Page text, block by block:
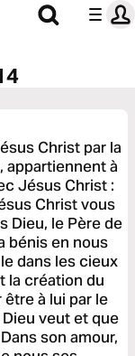
Christ par la
appartiennent à
Jésus Christ :
Christ vous
Dieu, le Père de
bénis en nous
dans les cieux
la création du
à lui par le
veut et que
son amour,